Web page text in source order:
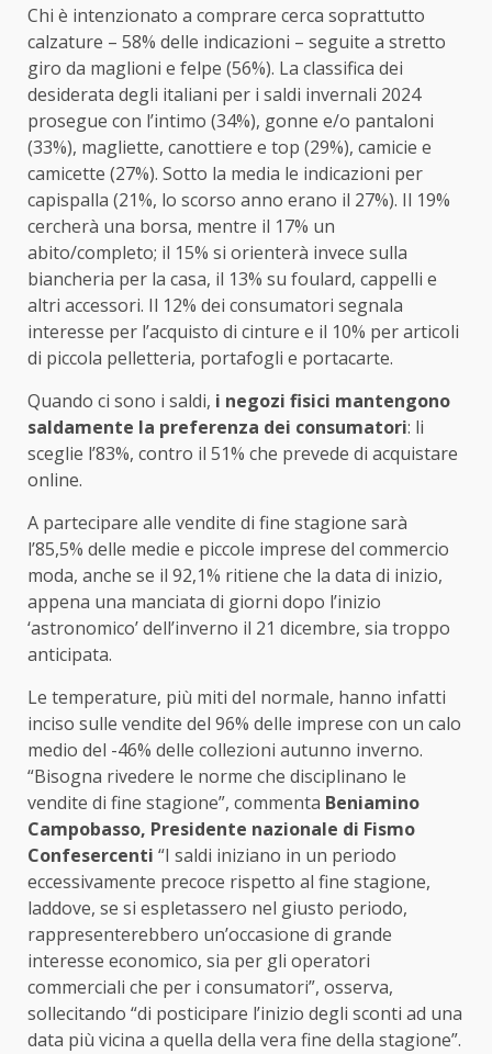
Chi è intenzionato a comprare cerca soprattutto
calzature – 58% delle indicazioni – seguite a stretto
giro da maglioni e felpe (56%). La classifica dei
desiderata degli italiani per i saldi invernali 2024
prosegue con l’intimo (34%), gonne e/o pantaloni
(33%), magliette, canottiere e top (29%), camicie e
camicette (27%). Sotto la media le indicazioni per
capispalla (21%, lo scorso anno erano il 27%). Il 19%
cercherà una borsa, mentre il 17% un
abito/completo; il 15% si orienterà invece sulla
biancheria per la casa, il 13% su foulard, cappelli e
altri accessori. Il 12% dei consumatori segnala
interesse per l’acquisto di cinture e il 10% per articoli
di piccola pelletteria, portafogli e portacarte.
Quando ci sono i saldi, i negozi fisici mantengono
saldamente la preferenza dei consumatori: li
sceglie l’83%, contro il 51% che prevede di acquistare
online.
A partecipare alle vendite di fine stagione sarà
l’85,5% delle medie e piccole imprese del commercio
moda, anche se il 92,1% ritiene che la data di inizio,
appena una manciata di giorni dopo l’inizio
‘astronomico’ dell’inverno il 21 dicembre, sia troppo
anticipata.
Le temperature, più miti del normale, hanno infatti
inciso sulle vendite del 96% delle imprese con un calo
medio del -46% delle collezioni autunno inverno.
“Bisogna rivedere le norme che disciplinano le
vendite di fine stagione”, commenta Beniamino
Campobasso, Presidente nazionale di Fismo
Confesercenti “I saldi iniziano in un periodo
eccessivamente precoce rispetto al fine stagione,
laddove, se si espletassero nel giusto periodo,
rappresenterebbero un’occasione di grande
interesse economico, sia per gli operatori
commerciali che per i consumatori”, osserva,
sollecitando “di posticipare l’inizio degli sconti ad una
data più vicina a quella della vera fine della stagione”.